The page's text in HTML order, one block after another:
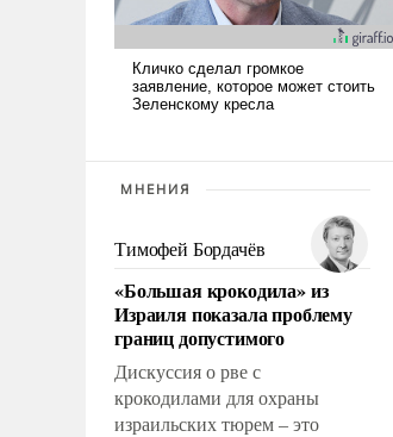
МНЕНИЯ
Тимофей Бордачёв
«Большая крокодила» из
Израиля показала проблему
границ допустимого
Дискуссия о рве с
крокодилами для охраны
израильских тюрем – это